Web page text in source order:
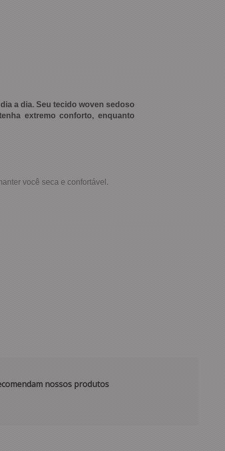
a dia. Seu tecido woven sedoso
extremo conforto, enquanto
você seca e confortável.
nossos produtos